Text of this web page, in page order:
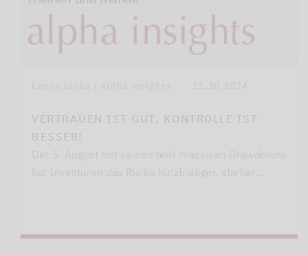
VERTRAUEN IST GUT, KONTROLLE IST
BESSER!
Der 5. August mit seinen teils massiven Drawdowns
hat Investoren das Risiko kurzfristiger, starker…